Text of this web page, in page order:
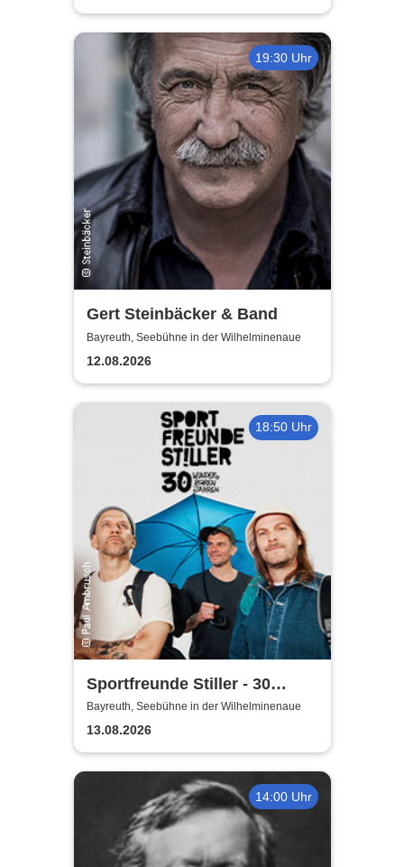
19:30 Uhr
Gert Steinbäcker & Band
Bayreuth, Seebühne in der Wilhelminenaue
12.08.2026
18:50 Uhr
Sportfreunde Stiller - 30
wunderbaren Jahren
Bayreuth, Seebühne in der Wilhelminenaue
13.08.2026
14:00 Uhr